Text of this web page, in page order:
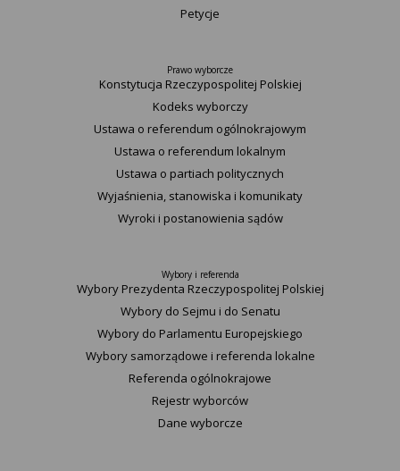
Petycje
Prawo wyborcze
Konstytucja Rzeczypospolitej Polskiej​
Kodeks wyborczy
Ustawa o referendum ogólnokrajowym
Ustawa o referendum lokalnym
Ustawa o partiach politycznych
Wyjaśnienia, stanowiska i komunikaty
Wyroki i postanowienia sądów
Wybory i referenda
Wybory Prezydenta Rzeczypospolitej Polskiej
Wybory do Sejmu i do Senatu
Wybory do Parlamentu Europejskiego
Wybory samorządowe i referenda lokalne
Referenda ogólnokrajowe
Rejestr wyborców
Dane wyborcze